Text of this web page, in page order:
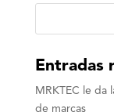
Entradas
MRKTEC le da
de marcas